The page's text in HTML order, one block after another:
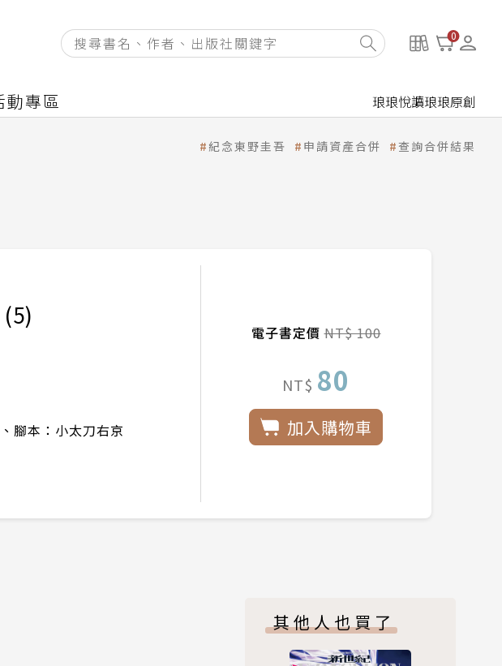
0
動專區 琅琅悅讀琅琅原創
紀念東野圭吾 申請資產合併 查詢合併結果
腳本：小太刀右京
電子書定價NT$ 100
NT$ 80
加入購物車
其他人也買了